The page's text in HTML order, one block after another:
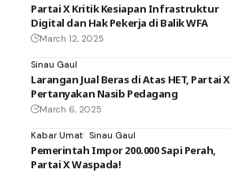
Partai X Kritik Kesiapan Infrastruktur
Digital dan Hak Pekerja di Balik WFA
March 12, 2025
Sinau Gaul
Larangan Jual Beras di Atas HET, Partai X
Pertanyakan Nasib Pedagang
March 6, 2025
Kabar Umat Sinau Gaul
Pemerintah Impor 200.000 Sapi Perah,
Partai X Waspada!